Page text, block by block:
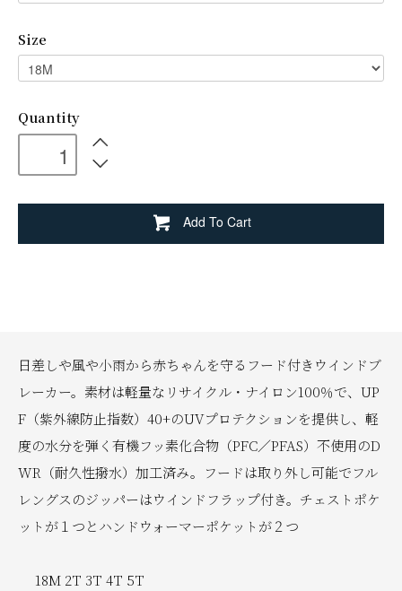
Size
Quantity
Add To Cart
日差しや風や小雨から赤ちゃんを守るフード付きウインドブ
レーカー。素材は軽量なリサイクル・ナイロン100％で、UP
F（紫外線防止指数）40+のUVプロテクションを提供し、軽
度の水分を弾く有機フッ素化合物（PFC／PFAS）不使用のD
WR（耐久性撥水）加工済み。フードは取り外し可能でフル
レングスのジッパーはウインドフラップ付き。チェストポケ
ットが１つとハンドウォーマーポケットが２つ
18M 2T 3T 4T 5T